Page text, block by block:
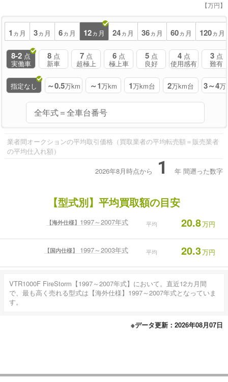
【万円】
1 ヵ月 3ヵ月 6ヵ月 12ヵ月 24ヵ月 36ヵ月 60ヵ月 120ヵ月
8-2 点
実働車
8 点
新車
7 点
超極上
6 点
極上車
5 点
良好
4 点
使用感有
3 点
難有
指定なし ～0.5万km ～1万km 1万km台 2万km台 3～4万
業者間オークションの平均取引価格（買取業者の平均転売額＝販売業者
の平均仕入れ額）
2026年8月時点から 1 年 間遡った数字
【型式別】平均買取額の目安
【海外仕様】 1997～2007年式 平均 20.8万円
【国内仕様】 1997～2003年式 平均 20.3万円
VTR1000F FireStorm【1997～2007年式】において。直近12カ月間
で、最も高く売れる型式は【海外仕様】1997～2007年式となっていま
す。
※データ更新：2026年08月07日